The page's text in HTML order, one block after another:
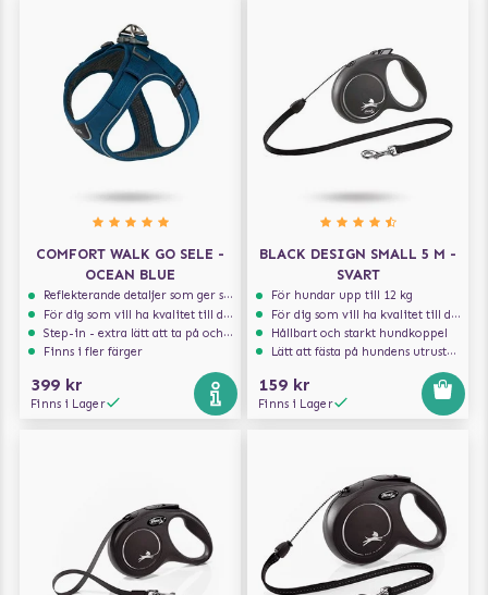
COMFORT WALK GO SELE -
OCEAN BLUE
Reflekterande detaljer som ger synlighet i svagt ljus
För dig som vill ha kvalitet till din hund!
Step-in - extra lätt att ta på och av
Finns i fler färger
399 kr
Finns i Lager
BLACK DESIGN SMALL 5 M -
SVART
För hundar upp till 12 kg
För dig som vill ha kvalitet till din hund!
Hållbart och starkt hundkoppel
Lätt att fästa på hundens utrustning
159 kr
Finns i Lager